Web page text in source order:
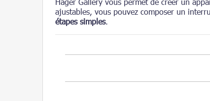
Hager Gallery vous permet de créer un
ajustables, vous pouvez composer un
étapes simples.